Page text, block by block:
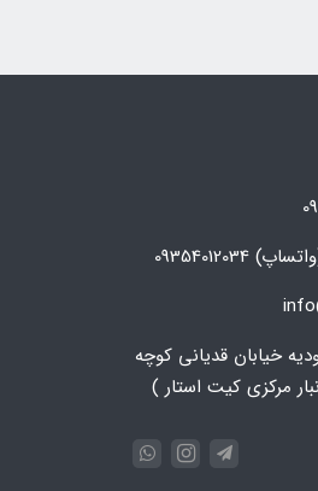
خیابان قدیانی کوچه
مرکزی کیت استار )